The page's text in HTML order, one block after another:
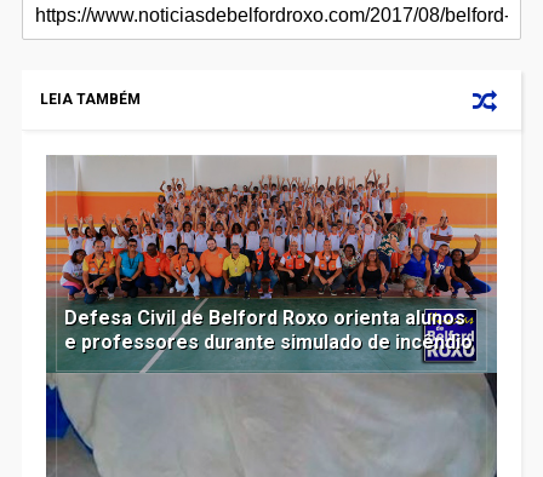
LEIA TAMBÉM
Defesa Civil de Belford Roxo orienta alunos
e professores durante simulado de incêndio